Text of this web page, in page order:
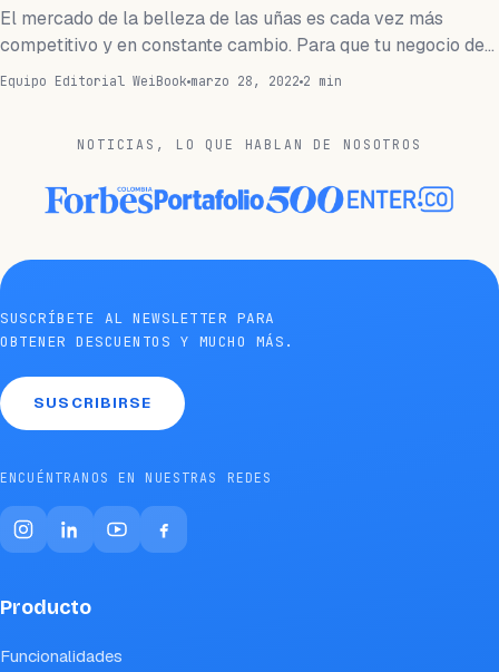
El mercado de la belleza de las uñas es cada vez más
competitivo y en constante cambio. Para que tu negocio de…
Equipo Editorial WeiBook marzo 28, 2022 2 min
NOTICIAS, LO QUE HABLAN DE NOSOTROS
SUSCRÍBETE AL NEWSLETTER PARA
OBTENER DESCUENTOS Y MUCHO MÁS.
SUSCRIBIRSE
ENCUÉNTRANOS EN NUESTRAS REDES
Producto
Funcionalidades